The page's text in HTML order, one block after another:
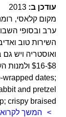
עודכן ב: 2013
מקום קלאסי,
ערב ובסופי
השירות טוב
ואוסטריה ויש
wrapped dates;
and pretzel
braised […]
המשך לקרוא